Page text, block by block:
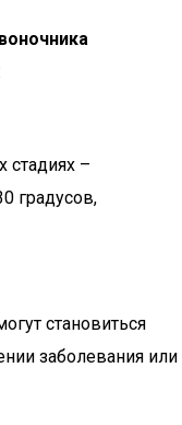
стадиях –
градусов,
становиться
заболевания или